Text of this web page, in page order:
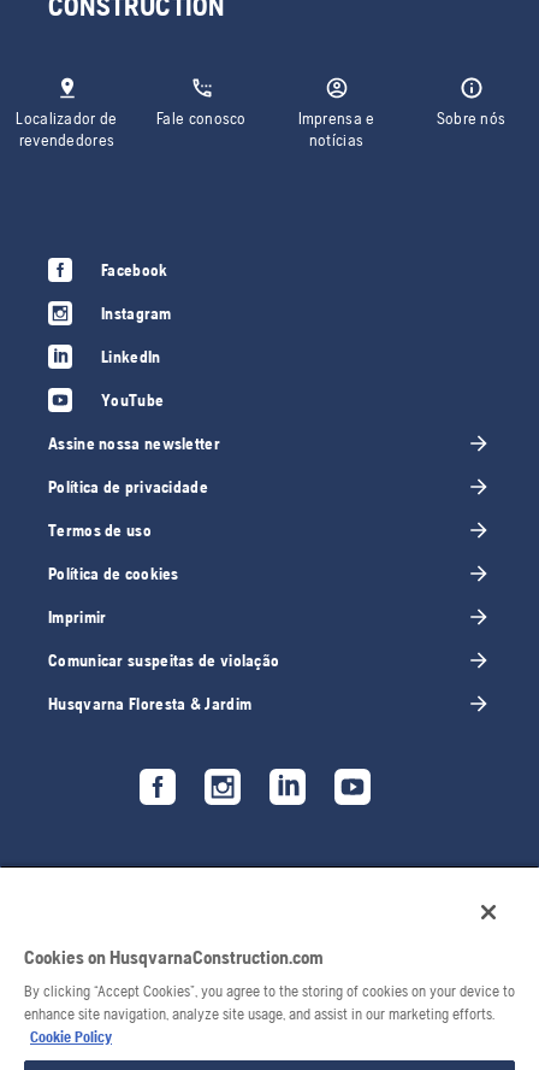
Localizador de
revendedores
Fale conosco
Imprensa e
notícias
Sobre nós
Facebook
Instagram
LinkedIn
YouTube
Assine nossa newsletter
Política de privacidade
Termos de uso
Política de cookies
Imprimir
Comunicar suspeitas de violação
Husqvarna Floresta & Jardim
© 2026 Husqvarna AB. Todos os direitos reservados.
Cookies on HusqvarnaConstruction.com
By clicking “Accept Cookies”, you agree to the storing of cookies on your device to
enhance site navigation, analyze site usage, and assist in our marketing efforts.
Cookie Policy